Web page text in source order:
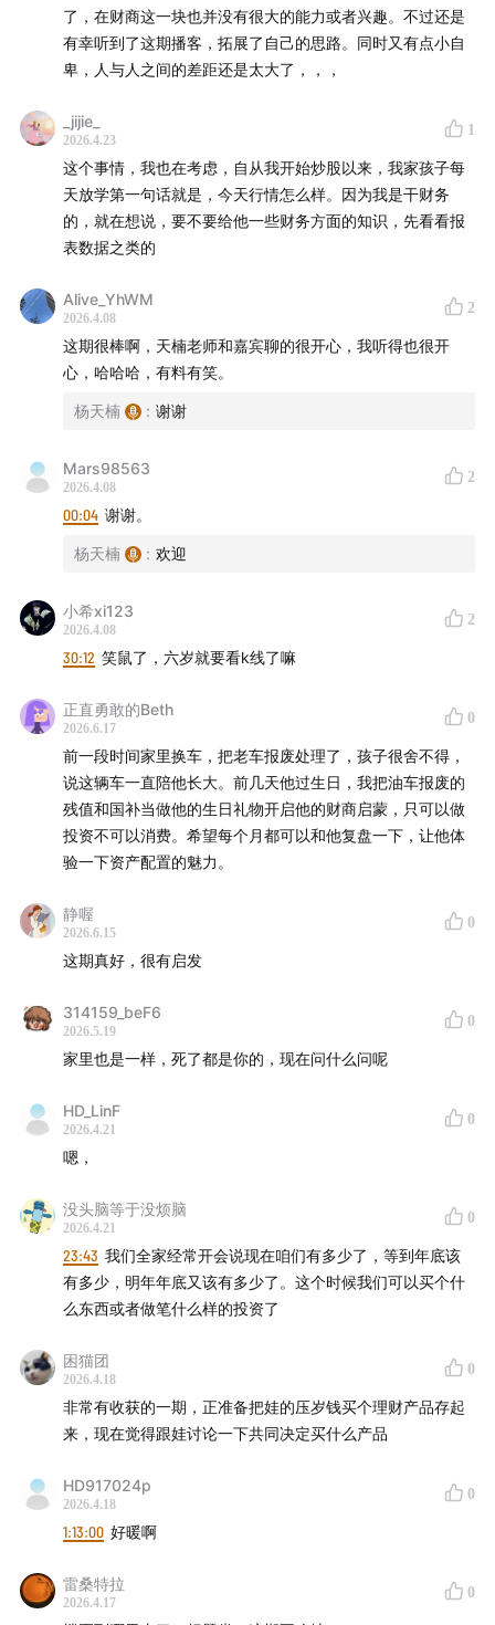
中证红利指数行业的分布更加均衡。
红利低波，筛选过程中加入了低波因子，又要高股息，相关
度较高的是银行。
再根据自由现金流去选。
红利是已经分给你的。自由现金流，是留在公司体内，可以
分红也可以扩张。看公司的造血能力（赚钱能力）。
价值100：自由现金流因子 + 分红率因子。既有高股息的保
护，又有长期业绩弹性相结合的价值策略。季度调仓，动态
变化，保证它始终聚焦在偏低估值、高质量的公司。
「✅持有人」
全球范围来看，持有人真实的投资基金收益，显著低于基金
的净值。
并不是波动大、涨的多你就能拿得住。波动太大，能长期吃
如果这笔钱久期相对短一点，在红利低波里，是一个相对稳
妥的方向。
让孩子自己去做决定，自己承担后果。一步步加强主观能动
第一，不能把现在的所有全部梭哈，未来还会有不断的现金
第二，红利类资产，是最不需要择时的。但是红利毕竟不是
理财，是权益资产，还是会有波动。
可以先投一大部分，再慢慢加。
稳健打底，主仓位偏价值，另一部分博成长的弹性。
选股规则筛选出的，脱离行业属性，已经属于某一个因子属
性更多的公司。
在做因子投资时，切记不要把行业的刻板的印象带到因子指
数里的成分股上，给它乱下定义。
「✅管理资产的能力」
第一，共同商讨一个投资计划。决定一起做，责任一起扛。
第三，按照季度或半年的方式，再平衡。
线。
理财通的亲情账户。
穿越周期的资产。比如上市公司的股票、一篮子基金。
不同代际之间对于某种资产天然会有偏好。
让他从小时候开始一点点认识钱、理解钱、和钱好好的相
处。比直接给他一个账户、一串数字更宝贵。
让孩子理解钱，是一把让他理解真实世界的钥匙。我交给他
了，在财商这一块也并没有很大的能力或者兴趣。不过还是
有幸听到了这期播客，拓展了自己的思路。同时又有点小自
卑，人与人之间的差距还是太大了，，，
_jijie_
2026.4.23
1
这个事情，我也在考虑，自从我开始炒股以来，我家孩子每
天放学第一句话就是，今天行情怎么样。因为我是干财务
的，就在想说，要不要给他一些财务方面的知识，先看看报
表数据之类的
Alive_YhWM
2026.4.08
2
这期很棒啊，天楠老师和嘉宾聊的很开心，我听得也很开
心，哈哈哈，有料有笑。
杨天楠 : 谢谢
Mars98563
2026.4.08
2
00:04 谢谢。
杨天楠 : 欢迎
小希xi123
2026.4.08
2
30:12 笑鼠了，六岁就要看k线了嘛
正直勇敢的Beth
2026.6.17
0
前一段时间家里换车，把老车报废处理了，孩子很舍不得，
说这辆车一直陪他长大。前几天他过生日，我把油车报废的
残值和国补当做他的生日礼物开启他的财商启蒙，只可以做
投资不可以消费。希望每个月都可以和他复盘一下，让他体
验一下资产配置的魅力。
静喔
2026.6.15
0
这期真好，很有启发
314159_beF6
2026.5.19
0
家里也是一样，死了都是你的，现在问什么问呢
HD_LinF
2026.4.21
0
嗯，
没头脑等于没烦脑
2026.4.21
0
23:43 我们全家经常开会说现在咱们有多少了，等到年底该
有多少，明年年底又该有多少了。这个时候我们可以买个什
么东西或者做笔什么样的投资了
困猫团
2026.4.18
0
非常有收获的一期，正准备把娃的压岁钱买个理财产品存起
来，现在觉得跟娃讨论一下共同决定买什么产品
HD917024p
2026.4.18
0
1:13:00 好暖啊
雷桑特拉
2026.4.17
0